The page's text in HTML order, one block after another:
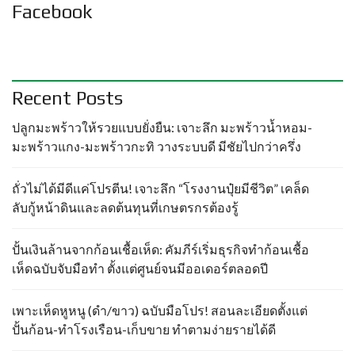
Facebook
Recent Posts
ปลูกมะพร้าวให้รวยแบบยั่งยืน: เจาะลึก มะพร้าวน้ำหอม-
มะพร้าวแกง-มะพร้าวกะทิ วางระบบดี มีชัยไปกว่าครึ่ง
ถั่วไม่ได้มีดีแค่โปรตีน! เจาะลึก “โรงงานปุ๋ยมีชีวิต” เคล็ด
ลับกู้หน้าดินและลดต้นทุนที่เกษตรกรต้องรู้
ปั้นเงินล้านจากก้อนเชื้อเห็ด: คัมภีร์เริ่มธุรกิจทำก้อนเชื้อ
เห็ดฉบับจับมือทำ ตั้งแต่ศูนย์จนมีออเดอร์ตลอดปี
เพาะเห็ดหูหนู (ดำ/ขาว) ฉบับมือโปร! สอนละเอียดตั้งแต่
ปั้นก้อน-ทำโรงเรือน-เก็บขาย ทำตามง่ายรายได้ดี